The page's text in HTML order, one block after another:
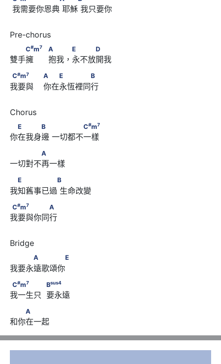
我需要你恩典 耶穌 我只要你
C# m A　　 E　　　D
C#m7 A E D
雙手擁      抱我，永不放開我
C#m7 A　　E　　　　B
C#m7 A E B
我要與    你在永恆裡同行
E　　　B　      　　　　C
E B C#m7
你在我身邊 一切都不一樣
A
A
一切對不再一樣
E　　　　　B
E B
我知舊事已過 生命改變
C#m7 A
C#m7 A
我要與你同行
A　　　　E
A E
我要永遠歌頌你
C#m7 B
C#m7 Bsus4
我一生只  要永遠
A
A
和你在一起